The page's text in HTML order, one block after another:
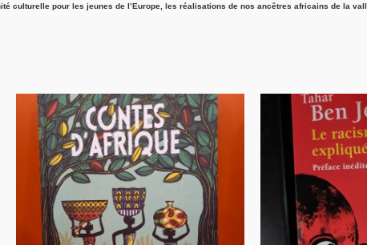
culturelle pour les jeunes de l’Europe, les réalisations de nos ancêtres africains de la